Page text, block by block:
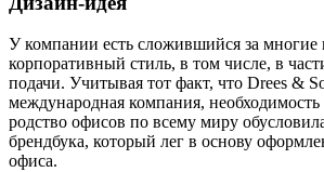
У компании есть сложившийся за многие
корпоративный стиль, в том числе, в
подачи. Учитывая тот факт, что Drees &
международная компания, необходимость
родство офисов по всему миру
брендбука, который лег в основу
офиса.